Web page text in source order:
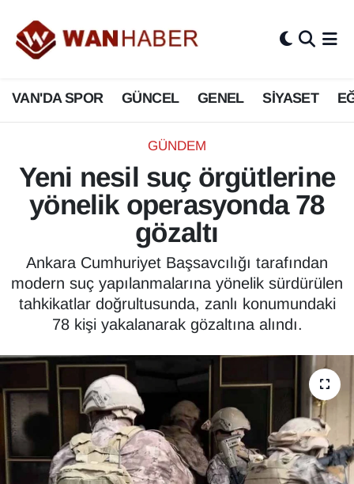
VAN'DA SPOR GÜNCEL GENEL SİYASET
GÜNDEM
Yeni nesil suç örgütlerine
yönelik operasyonda 78
gözaltı
Ankara Cumhuriyet Başsavcılığı tarafından
modern suç yapılanmalarına yönelik sürdürülen
tahkikatlar doğrultusunda, zanlı konumundaki
78 kişi yakalanarak gözaltına alındı.
3.SAYFA
ASAYİŞ
BİLİM VE TEKNOLOJİ
Biyografi
Bölge Haberleri
ÇEVRE
Deprem
Diğer
DÜNYA
EĞİTİM
Van Nöbetçi Eczaneler
Van Hava Durumu
Van Namaz Vakitleri
Van Trafik Yoğunluk Haritası
Süper Lig Puan Durumu ve Fikstür
Tüm Manşetler
Son Dakika Haberleri